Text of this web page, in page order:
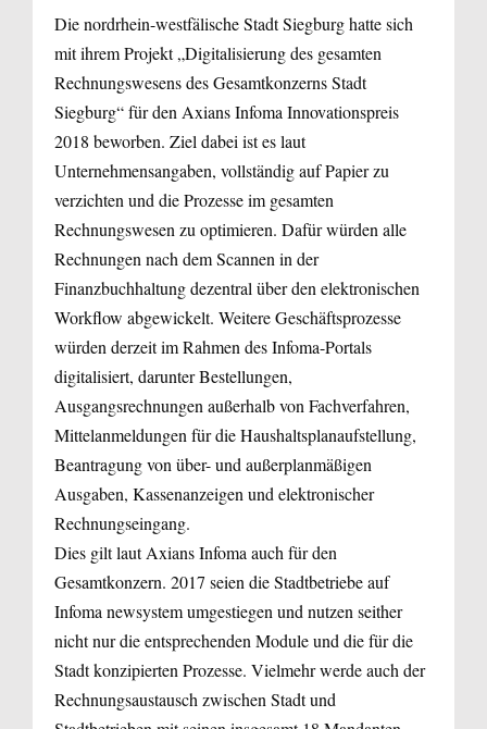
Die nordrhein-westfälische Stadt Siegburg hatte sich
mit ihrem Projekt „Digitalisierung des gesamten
Rechnungswesens des Gesamtkonzerns Stadt
Siegburg“ für den Axians Infoma Innovationspreis
2018 beworben. Ziel dabei ist es laut
Unternehmensangaben, vollständig auf Papier zu
verzichten und die Prozesse im gesamten
Rechnungswesen zu optimieren. Dafür würden alle
Rechnungen nach dem Scannen in der
Finanzbuchhaltung dezentral über den elektronischen
Workflow abgewickelt. Weitere Geschäftsprozesse
würden derzeit im Rahmen des Infoma-Portals
digitalisiert, darunter Bestellungen,
Ausgangsrechnungen außerhalb von Fachverfahren,
Mittelanmeldungen für die Haushaltsplanaufstellung,
Beantragung von über- und außerplanmäßigen
Ausgaben, Kassenanzeigen und elektronischer
Rechnungseingang.
Dies gilt laut Axians Infoma auch für den
Gesamtkonzern. 2017 seien die Stadtbetriebe auf
Infoma newsystem umgestiegen und nutzen seither
nicht nur die entsprechenden Module und die für die
Stadt konzipierten Prozesse. Vielmehr werde auch der
Rechnungsaustausch zwischen Stadt und